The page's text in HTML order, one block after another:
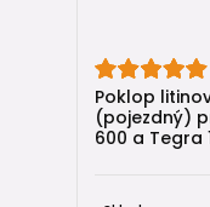
Poklop
(pojezdný)
600 a Tegra